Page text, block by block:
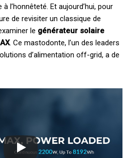
l’honnêteté. Et aujourd’hui, pour
de revisiter un classique de
le générateur solaire
. Ce mastodonte, l’un des leaders
d’alimentation off-grid, a de